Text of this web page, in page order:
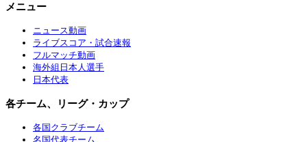
メニュー
ニュース動画
ライブスコア・試合速報
フルマッチ動画
海外組日本人選手
日本代表
各チーム、リーグ・カップ
各国クラブチーム
名国代表チーム